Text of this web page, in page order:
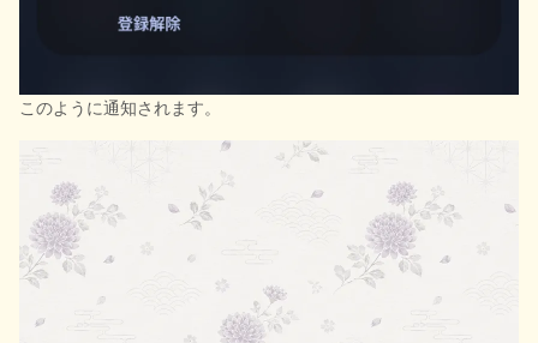
このように通知されます。